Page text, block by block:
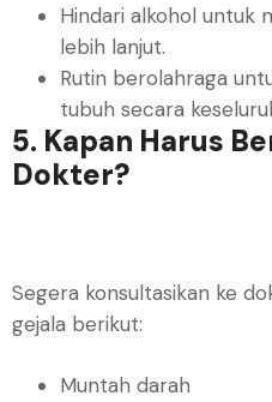
Hindari alkohol untuk
lebih lanjut.
Rutin berolahraga
tubuh secara
5. Kapan Harus
Dokter?
Segera konsultasikan ke
gejala berikut:
Muntah darah